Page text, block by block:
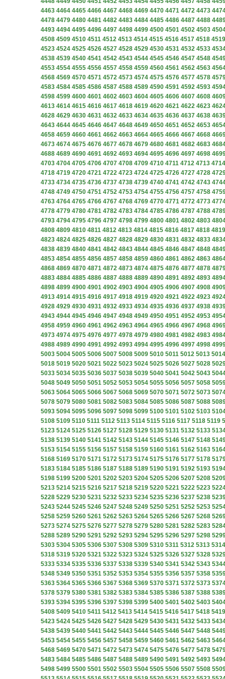
4463 4464 4465 4466 4467 4468 4469 4470 4471 4472 4473
4478 4479 4480 4481 4482 4483 4484 4485 4486 4487 4488
4493 4494 4495 4496 4497 4498 4499 4500 4501 4502 4503
4508 4509 4510 4511 4512 4513 4514 4515 4516 4517 4518 4519
4523 4524 4525 4526 4527 4528 4529 4530 4531 4532 4533
4538 4539 4540 4541 4542 4543 4544 4545 4546 4547 4548
4553 4554 4555 4556 4557 4558 4559 4560 4561 4562 4563
4568 4569 4570 4571 4572 4573 4574 4575 4576 4577 4578
4583 4584 4585 4586 4587 4588 4589 4590 4591 4592 4593
4598 4599 4600 4601 4602 4603 4604 4605 4606 4607 4608
4613 4614 4615 4616 4617 4618 4619 4620 4621 4622 4623
4628 4629 4630 4631 4632 4633 4634 4635 4636 4637 4638
4643 4644 4645 4646 4647 4648 4649 4650 4651 4652 4653
4658 4659 4660 4661 4662 4663 4664 4665 4666 4667 4668
4673 4674 4675 4676 4677 4678 4679 4680 4681 4682 4683
4688 4689 4690 4691 4692 4693 4694 4695 4696 4697 4698
4703 4704 4705 4706 4707 4708 4709 4710 4711 4712 4713 4714
4718 4719 4720 4721 4722 4723 4724 4725 4726 4727 4728
4733 4734 4735 4736 4737 4738 4739 4740 4741 4742 4743
4748 4749 4750 4751 4752 4753 4754 4755 4756 4757 4758
4763 4764 4765 4766 4767 4768 4769 4770 4771 4772 4773
4778 4779 4780 4781 4782 4783 4784 4785 4786 4787 4788
4793 4794 4795 4796 4797 4798 4799 4800 4801 4802 4803
4808 4809 4810 4811 4812 4813 4814 4815 4816 4817 4818 4819
4823 4824 4825 4826 4827 4828 4829 4830 4831 4832 4833
4838 4839 4840 4841 4842 4843 4844 4845 4846 4847 4848
4853 4854 4855 4856 4857 4858 4859 4860 4861 4862 4863
4868 4869 4870 4871 4872 4873 4874 4875 4876 4877 4878
4883 4884 4885 4886 4887 4888 4889 4890 4891 4892 4893
4898 4899 4900 4901 4902 4903 4904 4905 4906 4907 4908
4913 4914 4915 4916 4917 4918 4919 4920 4921 4922 4923
4928 4929 4930 4931 4932 4933 4934 4935 4936 4937 4938
4943 4944 4945 4946 4947 4948 4949 4950 4951 4952 4953
4958 4959 4960 4961 4962 4963 4964 4965 4966 4967 4968
4973 4974 4975 4976 4977 4978 4979 4980 4981 4982 4983
4988 4989 4990 4991 4992 4993 4994 4995 4996 4997 4998
5003 5004 5005 5006 5007 5008 5009 5010 5011 5012 5013 5014
5018 5019 5020 5021 5022 5023 5024 5025 5026 5027 5028
5033 5034 5035 5036 5037 5038 5039 5040 5041 5042 5043
5048 5049 5050 5051 5052 5053 5054 5055 5056 5057 5058
5063 5064 5065 5066 5067 5068 5069 5070 5071 5072 5073
5078 5079 5080 5081 5082 5083 5084 5085 5086 5087 5088
5093 5094 5095 5096 5097 5098 5099 5100 5101 5102 5103
5108 5109 5110 5111 5112 5113 5114 5115 5116 5117 5118 5119
5123 5124 5125 5126 5127 5128 5129 5130 5131 5132 5133
5138 5139 5140 5141 5142 5143 5144 5145 5146 5147 5148
5153 5154 5155 5156 5157 5158 5159 5160 5161 5162 5163
5168 5169 5170 5171 5172 5173 5174 5175 5176 5177 5178
5183 5184 5185 5186 5187 5188 5189 5190 5191 5192 5193
5198 5199 5200 5201 5202 5203 5204 5205 5206 5207 5208
5213 5214 5215 5216 5217 5218 5219 5220 5221 5222 5223
5228 5229 5230 5231 5232 5233 5234 5235 5236 5237 5238
5243 5244 5245 5246 5247 5248 5249 5250 5251 5252 5253
5258 5259 5260 5261 5262 5263 5264 5265 5266 5267 5268
5273 5274 5275 5276 5277 5278 5279 5280 5281 5282 5283
5288 5289 5290 5291 5292 5293 5294 5295 5296 5297 5298
5303 5304 5305 5306 5307 5308 5309 5310 5311 5312 5313 5314
5318 5319 5320 5321 5322 5323 5324 5325 5326 5327 5328
5333 5334 5335 5336 5337 5338 5339 5340 5341 5342 5343
5348 5349 5350 5351 5352 5353 5354 5355 5356 5357 5358
5363 5364 5365 5366 5367 5368 5369 5370 5371 5372 5373
5378 5379 5380 5381 5382 5383 5384 5385 5386 5387 5388
5393 5394 5395 5396 5397 5398 5399 5400 5401 5402 5403
5408 5409 5410 5411 5412 5413 5414 5415 5416 5417 5418 5419
5423 5424 5425 5426 5427 5428 5429 5430 5431 5432 5433
5438 5439 5440 5441 5442 5443 5444 5445 5446 5447 5448
5453 5454 5455 5456 5457 5458 5459 5460 5461 5462 5463
5468 5469 5470 5471 5472 5473 5474 5475 5476 5477 5478
5483 5484 5485 5486 5487 5488 5489 5490 5491 5492 5493
5498 5499 5500 5501 5502 5503 5504 5505 5506 5507 5508